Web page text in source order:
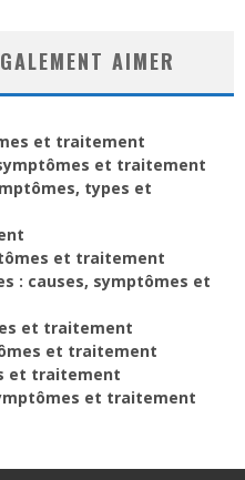
AIMER
et traitement
et traitement
types et
et traitement
: causes, symptômes et
et traitement
et traitement
et traitement
et traitement